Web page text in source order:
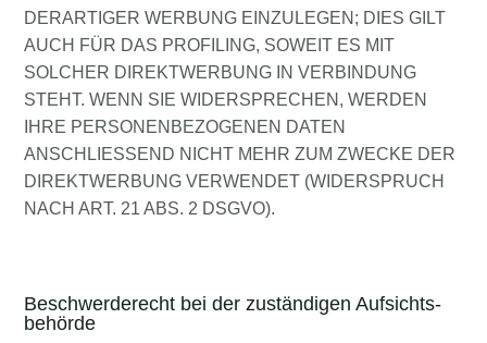
DERARTIGER WERBUNG EINZULEGEN; DIES GILT
AUCH FÜR DAS PROFILING, SOWEIT ES MIT
SOLCHER DIREKTWERBUNG IN VERBINDUNG
STEHT. WENN SIE WIDERSPRECHEN, WERDEN
IHRE PERSONENBEZOGENEN DATEN
ANSCHLIESSEND NICHT MEHR ZUM ZWECKE DER
DIREKTWERBUNG VERWENDET (WIDERSPRUCH
NACH ART. 21 ABS. 2 DSGVO).
Beschwerde­recht bei der zuständigen Aufsichts­
behörde